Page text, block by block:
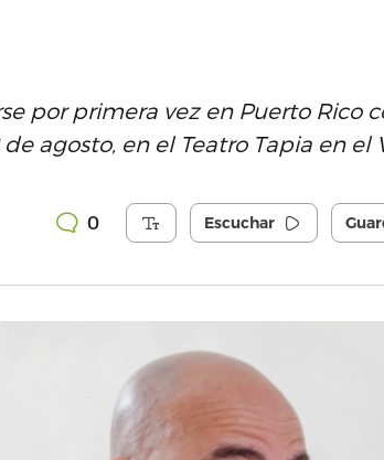
por primera vez en Puerto Rico
agosto, en el Teatro Tapia en el
0 Escuchar